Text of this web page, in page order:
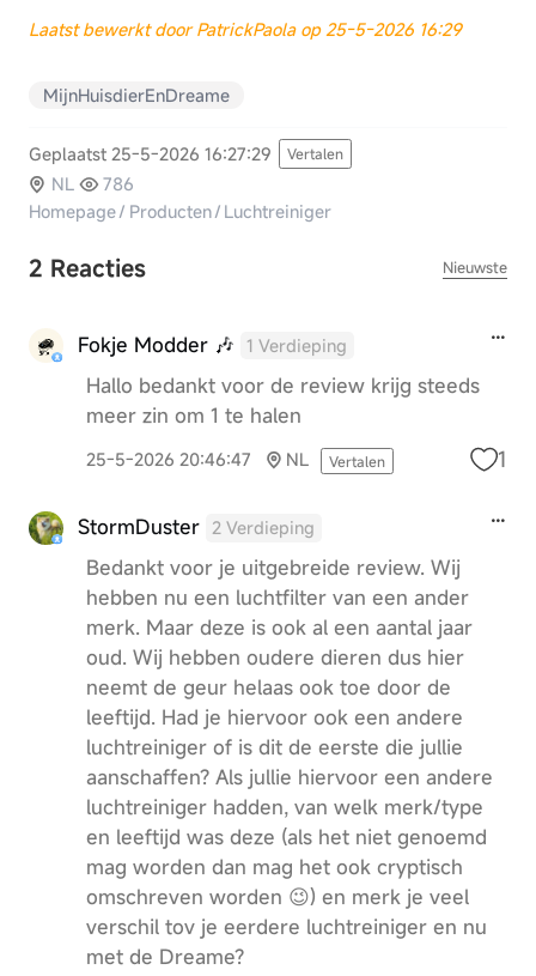
Laatst bewerkt door PatrickPaola op 25-5-2026 16:29
MijnHuisdierEnDreame
Geplaatst 25-5-2026 16:27:29 Vertalen
NL
786
Homepage/ Producten/ Luchtreiniger
2 Reacties Nieuwste
Fokje Modder 🎶 1 Verdieping
Hallo bedankt voor de review krijg steeds
meer zin om 1 te halen
25-5-2026 20:46:47 NL Vertalen 1
StormDuster 2 Verdieping
Bedankt voor je uitgebreide review. Wij
hebben nu een luchtfilter van een ander
merk. Maar deze is ook al een aantal jaar
oud. Wij hebben oudere dieren dus hier
neemt de geur helaas ook toe door de
leeftijd. Had je hiervoor ook een andere
luchtreiniger of is dit de eerste die jullie
aanschaffen? Als jullie hiervoor een andere
luchtreiniger hadden, van welk merk/type
en leeftijd was deze (als het niet genoemd
mag worden dan mag het ook cryptisch
omschreven worden 😉) en merk je veel
verschil tov je eerdere luchtreiniger en nu
met de Dreame?